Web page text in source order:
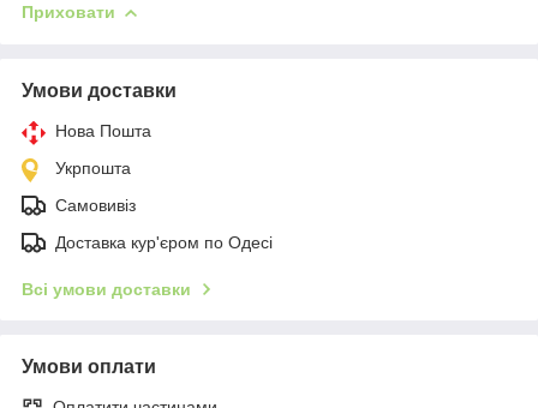
Приховати
Умови доставки
Нова Пошта
Укрпошта
Самовивіз
Доставка кур'єром по Одесі
Всі умови доставки
Умови оплати